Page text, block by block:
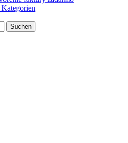
Kategorien
Suchen